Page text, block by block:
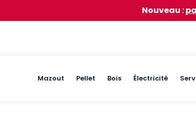
participez à
Main
Mazout Pellet Bois Électricité